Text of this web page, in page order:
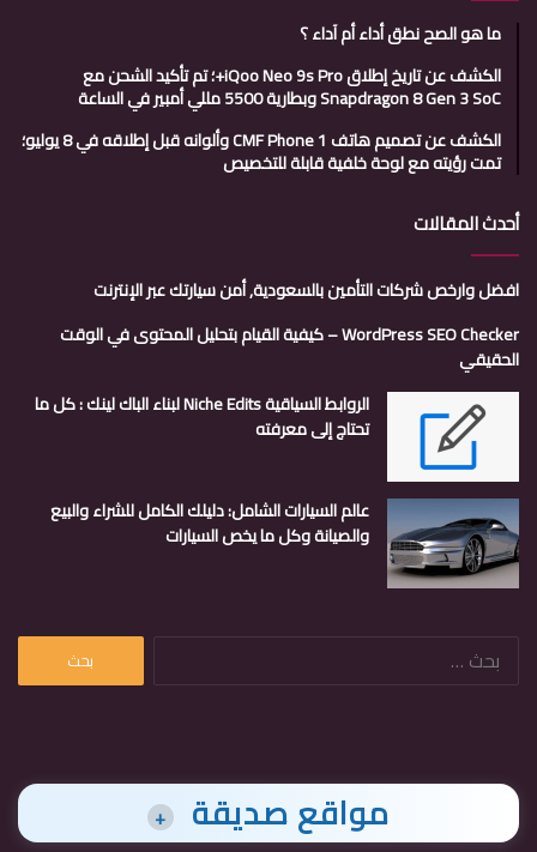
ما هو الصح نطق أداء أم آداء ؟
الكشف عن تاريخ إطلاق iQoo Neo 9s Pro+؛ تم تأكيد الشحن مع
Snapdragon 8 Gen 3 SoC وبطارية 5500 مللي أمبير في الساعة
الكشف عن تصميم هاتف CMF Phone 1 وألوانه قبل إطلاقه في 8 يوليو؛
تمت رؤيته مع لوحة خلفية قابلة للتخصيص
أحدث المقالات
افضل وارخص شركات التأمين بالسعودية, أمن سيارتك عبر الإنترنت
WordPress SEO Checker – كيفية القيام بتحليل المحتوى في الوقت
الحقيقي
الروابط السياقية Niche Edits لبناء الباك لينك : كل ما
تحتاج إلى معرفته
عالم السيارات الشامل: دليلك الكامل للشراء والبيع
والصيانة وكل ما يخص السيارات
البحث
مواقع صديقة +